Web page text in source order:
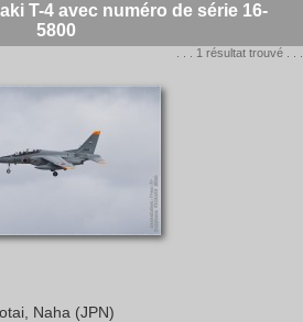
T-4 avec numéro de série 16-
5800
. . . 1 résultat trouvé . . .
Naha (JPN)